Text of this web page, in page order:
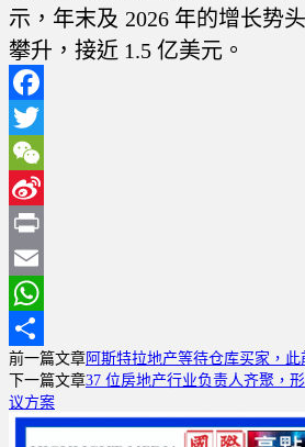
示，年末及 2026 年的增长势
攀升，接近 1.5 亿美元。
Facebook
Twitter
WeChat
Sina
Weibo
Print
Email
WhatsApp
分
享
前一篇文章阿斯特拉地产等待仓库买家，
下一篇文章37 位房地产行业负责人齐聚，
议方案